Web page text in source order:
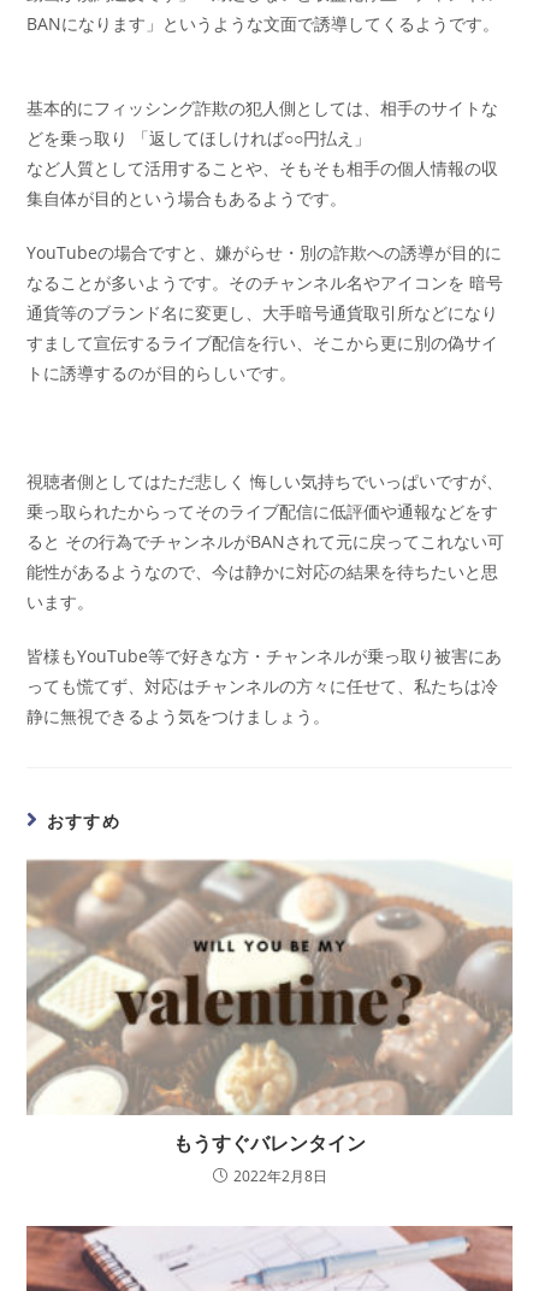
BANになります」というような文面で誘導してくるようです。
基本的にフィッシング詐欺の犯人側としては、相手のサイトな
どを乗っ取り 「返してほしければ○○円払え」
など人質として活用することや、そもそも相手の個人情報の収
集自体が目的という場合もあるようです。
YouTubeの場合ですと、嫌がらせ・別の詐欺への誘導が目的に
なることが多いようです。そのチャンネル名やアイコンを 暗号
通貨等のブランド名に変更し、大手暗号通貨取引所などになり
すまして宣伝するライブ配信を行い、そこから更に別の偽サイ
トに誘導するのが目的らしいです。
視聴者側としてはただ悲しく 悔しい気持ちでいっぱいですが、
乗っ取られたからってそのライブ配信に低評価や通報などをす
ると その行為でチャンネルがBANされて元に戻ってこれない可
能性があるようなので、今は静かに対応の結果を待ちたいと思
います。
皆様もYouTube等で好きな方・チャンネルが乗っ取り被害にあ
っても慌てず、対応はチャンネルの方々に任せて、私たちは冷
静に無視できるよう気をつけましょう。
おすすめ
もうすぐバレンタイン
2022年2月8日